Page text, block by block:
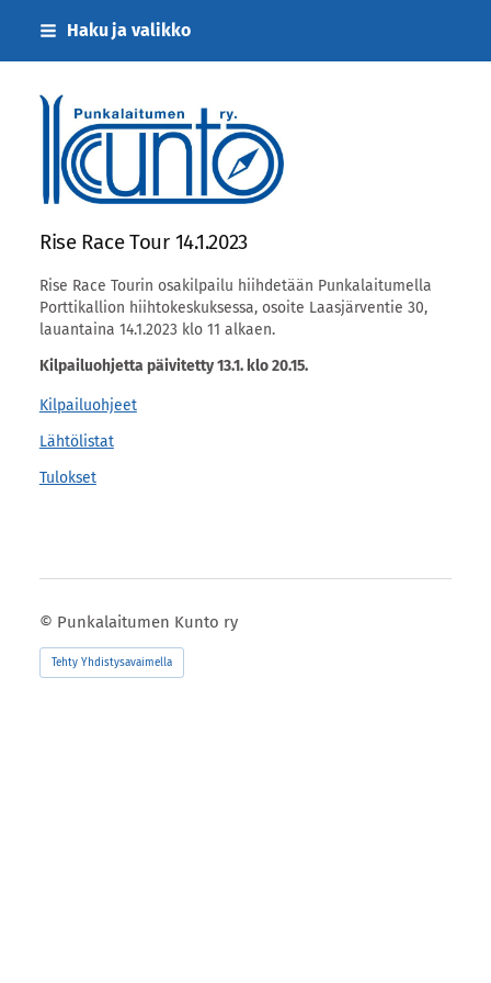
Siirry
sivun
sisältöön
Haku ja valikko
Punkalaitumen Kunto ry
Rise Race Tour 14.1.2023
Rise Race Tourin osakilpailu hiihdetään Punkalaitumella
Porttikallion hiihtokeskuksessa, osoite Laasjärventie 30,
lauantaina 14.1.2023 klo 11 alkaen.
Kilpailuohjetta päivitetty 13.1. klo 20.15.
Kilpailuohjeet
Lähtölistat
Tulokset
© Punkalaitumen Kunto ry
Tehty Yhdistysavaimella